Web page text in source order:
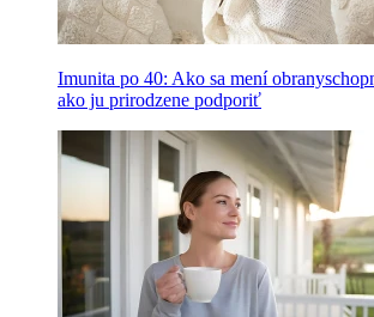
Imunita po 40: Ako sa mení
ako ju prirodzene podporiť